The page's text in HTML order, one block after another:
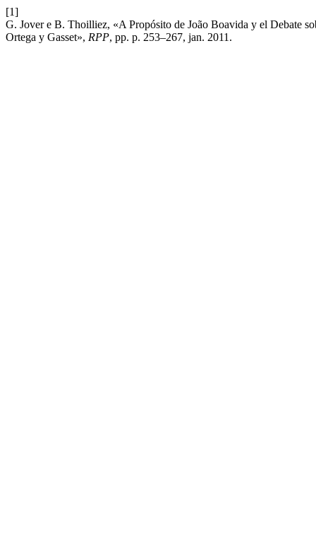
[1]
G. Jover e B. Thoilliez, «A Propósito de João Boavida y el Debate
Ortega y Gasset», RPP, pp. p. 253–267, jan. 2011.